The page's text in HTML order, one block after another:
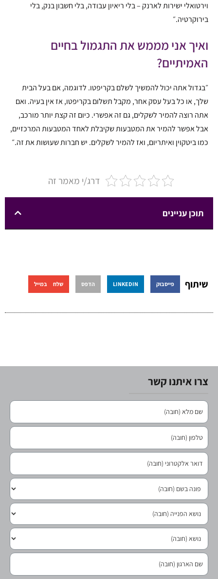
וירטואלי ישירות לארנק – בלי ריאיון עבודה, בלי חשבון בנק, בלי
בירוקרטיה.״
ואיך אני מממש את התגמול בחיים
האמיתיים?
״בגדול אתה יכול להמשיך לשלם בקריפטו. לדוגמה, אם בעל הבית
שלך, או כל בעל עסק אחר, מקבל תשלום בקריפטו, אז אין בעיה. ואם
אתה רוצה להמיר לשקלים, גם זה אפשרי. כיום זה קצת יותר מורכב,
אבל אפשר להמיר את המטבעות שקיבלת לאחד המטבעות המרכזיים,
כמו ביטקוין ואיתריום, ואז להמיר לשקלים. יש חברות שעושות את זה.״
דרג/י מאמר זה
תוכן עניינים
שיתוף פייסבוק LINKEDIN הדפס שלח במייל
צרו איתנו קשר